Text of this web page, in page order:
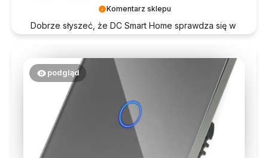
Komentarz sklepu
Dobrze słyszeć, że DC Smart Home sprawdza się w
podgląd